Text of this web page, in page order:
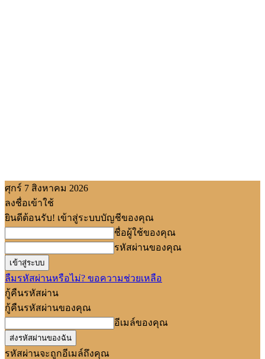
ศุกร์ 7 สิงหาคม 2026
ลงชื่อเข้าใช้
ยินดีต้อนรับ! เข้าสู่ระบบบัญชีของคุณ
ชื่อผู้ใช้ของคุณ
รหัสผ่านของคุณ
ลืมรหัสผ่านหรือไม่? ขอความช่วยเหลือ
กู้คืนรหัสผ่าน
กู้คืนรหัสผ่านของคุณ
อีเมล์ของคุณ
รหัสผ่านจะถูกอีเมล์ถึงคุณ